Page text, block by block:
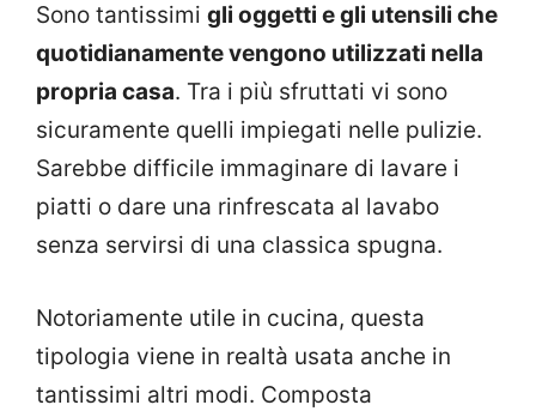
Sono tantissimi gli oggetti e gli utensili che
quotidianamente vengono utilizzati nella
propria casa. Tra i più sfruttati vi sono
sicuramente quelli impiegati nelle pulizie.
Sarebbe difficile immaginare di lavare i
piatti o dare una rinfrescata al lavabo
senza servirsi di una classica spugna.
Notoriamente utile in cucina, questa
tipologia viene in realtà usata anche in
tantissimi altri modi. Composta